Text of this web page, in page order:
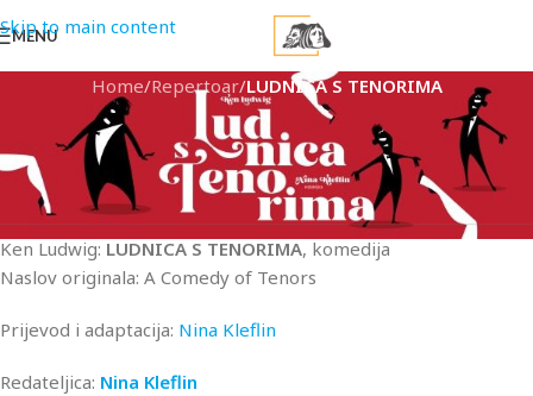
Skip to main content
MENU
Home/Repertoar/LUDNICA S TENORIMA
SPONZOR PREDSTAVE: Hrvatska elektroprivreda d.d.
Ken Ludwig: LUDNICA S TENORIMA, komedija
Naslov originala: A Comedy of Tenors
Prijevod i adaptacija: Nina Kleflin
Redateljica: Nina Kleflin